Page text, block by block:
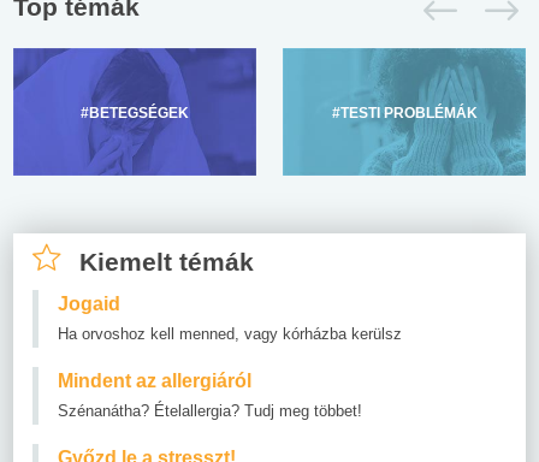
Top témák
#BETEGSÉGEK #TESTI PROBLÉMÁK
Kiemelt témák
Jogaid
Ha orvoshoz kell menned, vagy kórházba kerülsz
Mindent az allergiáról
Szénanátha? Ételallergia? Tudj meg többet!
Győzd le a stresszt!